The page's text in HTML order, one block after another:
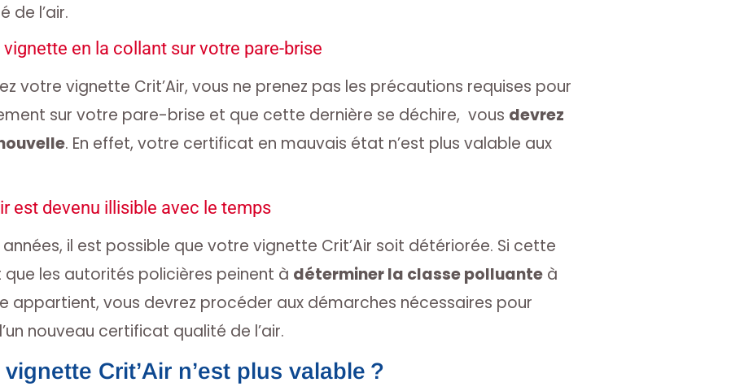
de l’air.
en la collant sur votre pare-brise
votre vignette Crit’Air, vous ne prenez pas les précautions requises pour
sur votre pare-brise et que cette dernière se déchire, vous devrez
. En effet, votre certificat en mauvais état n’est plus valable aux
est devenu illisible avec le temps
années, il est possible que votre vignette Crit’Air soit détériorée. Si cette
que les autorités policières peinent à déterminer la classe polluanteà
appartient, vous devrez procéder aux démarches nécessaires pour
nouveau certificat qualité de l’air.
Crit’Air n’est plus valable ?